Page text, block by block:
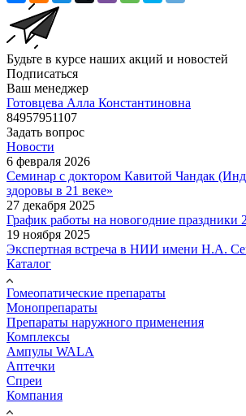
Будьте в курсе наших акций и новостей
Подписаться
Ваш менеджер
Готовцева Алла Константиновна
84957951107
Задать вопрос
Новости
6 февраля 2026
Семинар с доктором Кавитой Чандак
здоровы в 21 веке»
27 декабря 2025
График работы на новогодние праздники
19 ноября 2025
Экспертная встреча в НИИ имени Н.А.
Каталог
Гомеопатические препараты
Монопрепараты
Препараты наружного применения
Комплексы
Ампулы WALA
Аптечки
Спреи
Компания